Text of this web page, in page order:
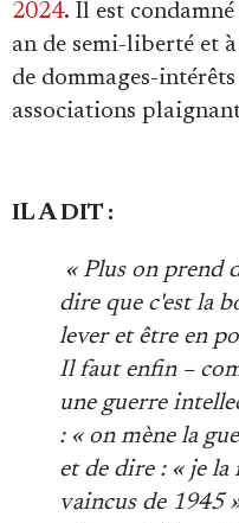
2024. Il est
an de semi-liberté et
de dommages-
associations
IL A DIT :
« Plus on prend
dire que c'est la
lever et être en
Il faut enfin –
une guerre
: « on mène la
et de dire : « je la
vaincus de 1945